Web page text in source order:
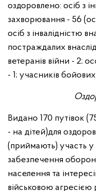
оздоровлено: осіб з
захворювання - 56
осіб з інвалідністю
постраждалих
ветеранів війни - 2;
- 1; учасників
Видано 170 путівок
- на дітей)для
(приймають) участь у
забезпечення
населення та
військовою агресією